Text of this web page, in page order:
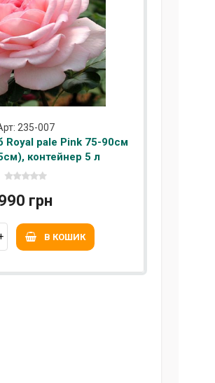
235-007
Royal pale Pink 75-90см
контейнер 5 л
грн
В КОШИК